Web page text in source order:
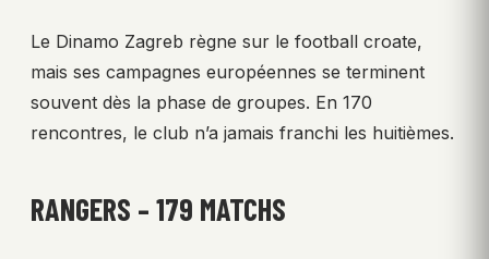
Le Dinamo Zagreb règne sur le football croate,
mais ses campagnes européennes se terminent
souvent dès la phase de groupes. En 170
rencontres, le club n’a jamais franchi les huitièmes.
RANGERS – 179 MATCHS